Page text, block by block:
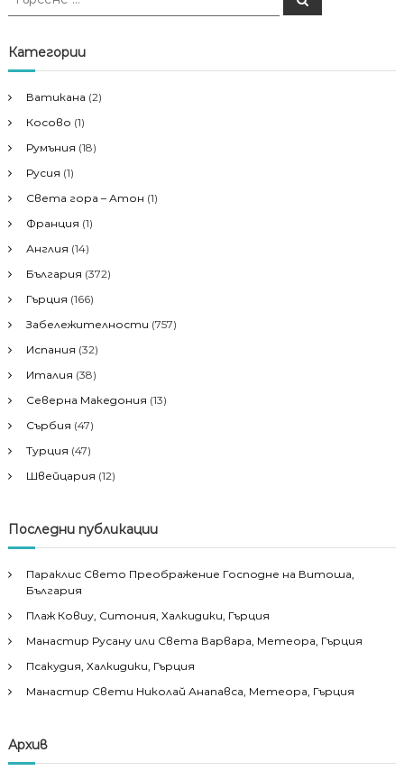
с
е
е
з
а
ъ
е
Категории
Ватикана (2)
Косово (1)
Румъния (18)
Русия (1)
Света гора – Атон (1)
Франция (1)
Англия (14)
България (372)
Гърция (166)
Забележителности (757)
Испания (32)
Италия (38)
Северна Македония (13)
Сърбия (47)
Турция (47)
Швейцария (12)
Последни публикации
Параклис Свето Преображение Господне на Витоша,
България
Плаж Ковиу, Ситония, Халкидики, Гърция
Манастир Русану или Света Варвара, Метеора, Гърция
Псакудия, Халкидики, Гърция
Манастир Свети Николай Анапавса, Метеора, Гърция
Архив